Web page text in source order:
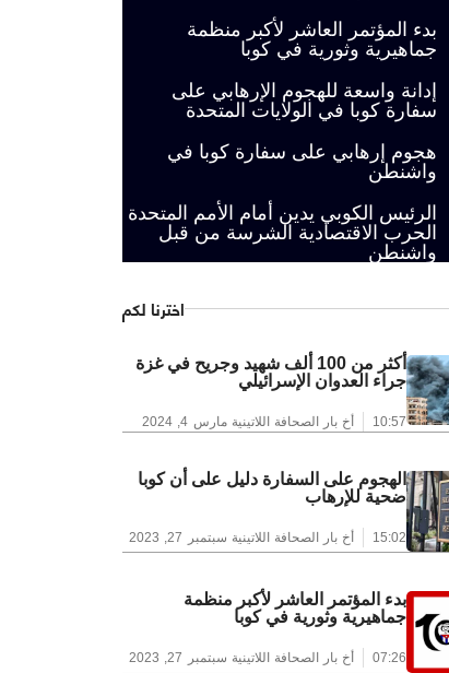
بدء المؤتمر العاشر لأكبر منظمة
جماهيرية وثورية في كوبا
إدانة واسعة للهجوم الإرهابي على
سفارة كوبا في الولايات المتحدة
هجوم إرهابي على سفارة كوبا في
واشنطن
الرئيس الكوبي يدين أمام الأمم المتحدة
الحرب الاقتصادية الشرسة من قبل
واشنطن
اخترنا لكم
أكثر من 100 ألف شهيد وجريح في غزة
جراء العدوان الإسرائيلي
10:57 أخ بار الصحافة اللاتينيةمارس 4, 2024
الهجوم على السفارة دليل على أن كوبا
ضحية للإرهاب
15:02 أخ بار الصحافة اللاتينية سبتمبر 27, 2023
بدء المؤتمر العاشر لأكبر منظمة
جماهيرية وثورية في كوبا
07:26 أخ بار الصحافة اللاتينية سبتمبر 27, 2023